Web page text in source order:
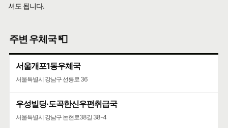
셔도 됩니다.
주변 우체국 📮
서울개포1동우체국
서울특별시 강남구 선릉로 36
우성빌딩·도곡한신우편취급국
서울특별시 강남구 논현로38길 38-4